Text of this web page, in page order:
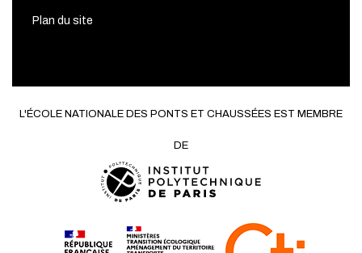
Plan du site
L'ÉCOLE NATIONALE DES PONTS ET CHAUSSÉES EST MEMBRE
DE